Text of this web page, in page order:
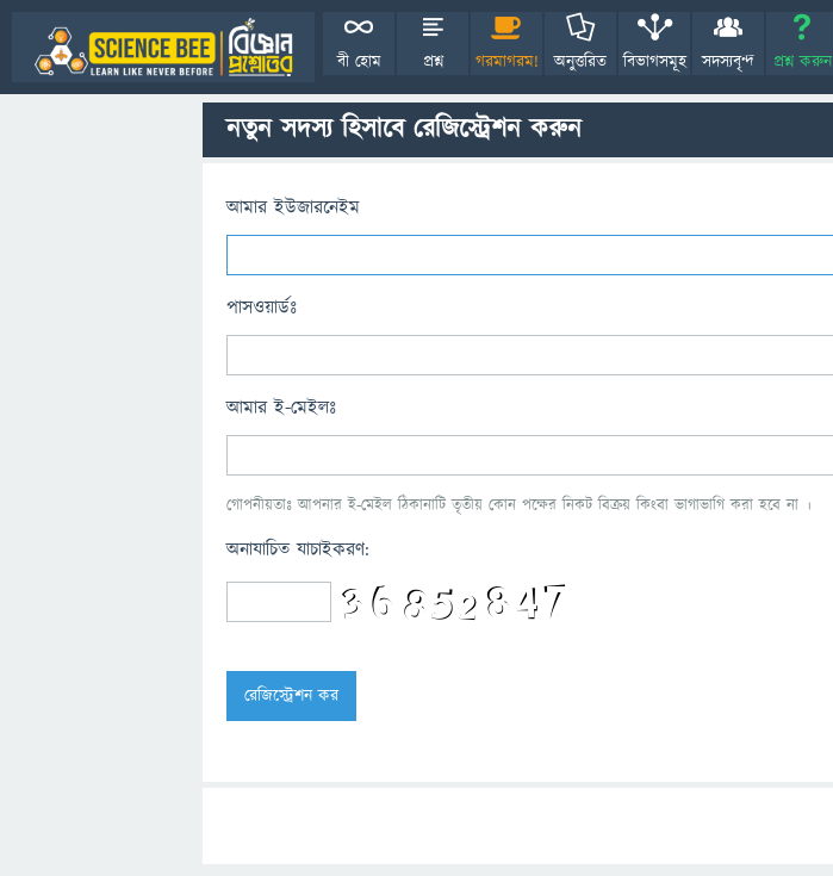
বী হোম প্রশ্ন গরমাগরম! অনুত্তরিত বিভাগসমূহ সদস্যবৃন্দ প্রশ্ন করুন
নতুন সদস্য হিসাবে রেজিস্ট্রেশন করুন
আমার ইউজারনেইম
পাসওয়ার্ডঃ
আমার ই-মেইলঃ
গোপনীয়তাঃ আপনার ই-মেইল ঠিকানাটি তৃতীয় কোন পক্ষের নিকট বিক্রয় কিংবা ভাগাভাগি করা হবে না ।
অনাযাচিত যাচাইকরণ: